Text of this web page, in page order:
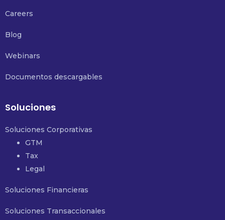
Careers
Blog
Webinars
Documentos descargables
Soluciones
Soluciones Corporativas
GTM
Tax
Legal
Soluciones Financieras
Soluciones Transaccionales